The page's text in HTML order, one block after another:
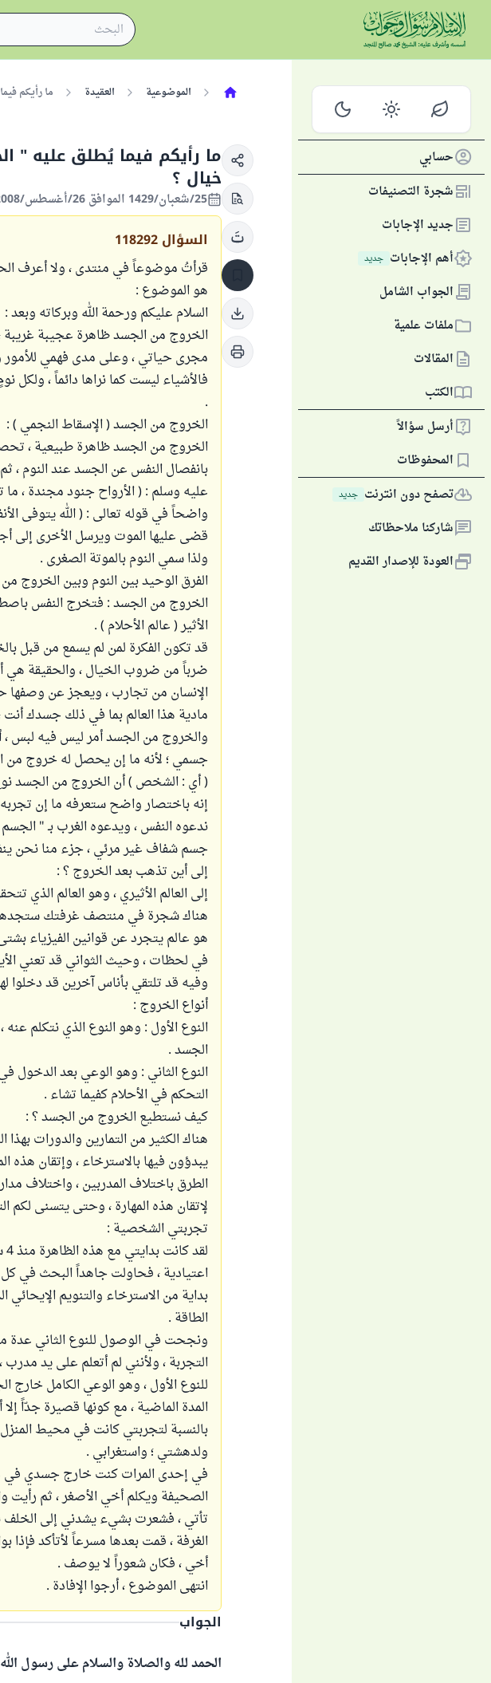
حسابي
شجرة التصنيفات
جديد الإجابات
أهم الإجابات جديد
الجواب الشامل
ملفات علمية
المقالات
الكتب
أرسل سؤالاً
المحفوظات
تصفح دون انترنت جديد
شاركنا ملاحظاتك
العودة للإصدار القديم
الموضوعية العقيدة ما رأيكم
ما رأيكم فيما يُطلق عليه
خيال ؟
25/شعبان/1429 الموافق 26/أغسطس/2008
السؤال 118292
قرأتُ موضوعاً في منتدى ، ولا أعرف
هو الموضوع :
السلام عليكم ورحمة الله وبركاته وبعد :
الخروج من الجسد ظاهرة عجيبة غريبة
مجرى حياتي ، وعلى مدى فهمي للأمور
فالأشياء ليست كما نراها دائماً ،
.
الخروج من الجسد ( الإسقاط النجمي ) :
الخروج من الجسد ظاهرة طبيعية ،
بانفصال النفس عن الجسد عند النوم ،
عليه وسلم : ( الأرواح جنود مجندة ، ما
واضحاً في قوله تعالى : ( الله يتوفى
ولذا سمي النوم بالموتة الصغرى .
الفرق الوحيد بين النوم وبين الخروج
الخروج من الجسد : فتخرج النفس
الأثير ( عالم الأحلام ) .
قد تكون الفكرة لمن لم يسمع من قبل
ضرباً من ضروب الخيال ، والحقيقة هي
الإنسان من تجارب ، ويعجز عن وصفها
مادية هذا العالم بما في ذلك جسدك
والخروج من الجسد أمر ليس فيه
جسمي ؛ لأنه ما إن يحصل له خروج من
( أي : الشخص ) أن الخروج من الجسد نوع
إنه باختصار واضح ستعرفه ما إن
ندعوه النفس ، ويدعوه الغرب بـ "
جسم شفاف غير مرئي ، جزء منا نحن
إلى أين تذهب بعد الخروج ؟ :
إلى العالم الأثيري ، وهو العالم
هناك شجرة في منتصف غرفتك
هو عالم يتجرد عن قوانين الفيزياء
في لحظات ، وحيث الثواني قد تعني
وفيه قد تلتقي بأناس آخرين قد دخلوا
أنواع الخروج :
النوع الأول : وهو النوع الذي نتكلم
الجسد .
النوع الثاني : وهو الوعي بعد الدخول
التحكم في الأحلام كفيما تشاء .
كيف نستطيع الخروج من الجسد ؟ :
هناك الكثير من التمارين والدورات
يبدؤون فيها بالاسترخاء ، وإتقان هذه
الطرق باختلاف المدربين ، واختلاف
لإتقان هذه المهارة ، وحتى يتسنى لكم
تجربتي الشخصية :
اعتيادية ، فحاولت جاهداً البحث في
بداية من الاسترخاء والتنويم
الطاقة .
ونجحت في الوصول للنوع الثاني عدة
التجربة ، ولأنني لم أتعلم على يد
للنوع الأول ، وهو الوعي الكامل خارج
المدة الماضية ، مع كونها قصيرة جدّاً
بالنسبة لتجربتي كانت في محيط المنزل
ولدهشتي ؛ واستغرابي .
في إحدى المرات كنت خارج جسدي في
الصحيفة ويكلم أخي الأصغر ، ثم رأيت
تأتي ، فشعرت بشيء يشدني إلى
الغرفة ، قمت بعدها مسرعاً لأتأكد
أخي ، فكان شعوراً لا يوصف .
انتهى الموضوع ، أرجوا الإفادة .
الجواب
الحمد لله والصلاة والسلام على رسول